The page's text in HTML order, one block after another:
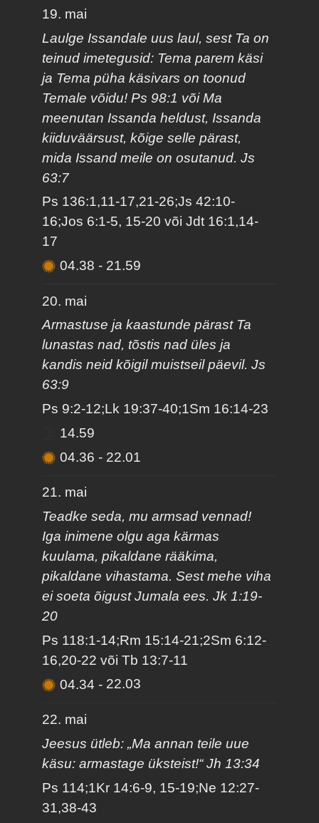
19. mai
Laulge Issandale uus laul, sest Ta on
teinud imetegusid: Tema parem käsi
ja Tema püha käsivars on toonud
Temale võidu! Ps 98:1 või Ma
meenutan Issanda heldust, Issanda
kiiduväärsust, kõige selle pärast,
mida Issand meile on osutanud. Js
63:7
Ps 136:1,11-17,21-26;Js 42:10-
16;Jos 6:1-5, 15-20 või Jdt 16:1,14-
17
04.38- 21.59
20. mai
Armastuse ja kaastunde pärast Ta
lunastas nad, tõstis nad üles ja
kandis neid kõigil muistseil päevil. Js
63:9
Ps 9:2-12;Lk 19:37-40;1Sm 16:14-23
14.59
04.36- 22.01
21. mai
Teadke seda, mu armsad vennad!
Iga inimene olgu aga kärmas
kuulama, pikaldane rääkima,
pikaldane vihastama. Sest mehe viha
ei soeta õigust Jumala ees. Jk 1:19-
20
Ps 118:1-14;Rm 15:14-21;2Sm 6:12-
16,20-22 või Tb 13:7-11
04.34- 22.03
22. mai
Jeesus ütleb: „Ma annan teile uue
käsu: armastage üksteist!“ Jh 13:34
Ps 114;1Kr 14:6-9, 15-19;Ne 12:27-
31,38-43